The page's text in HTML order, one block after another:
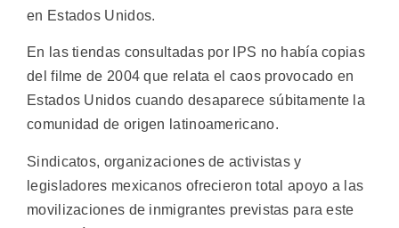
en Estados Unidos.
En las tiendas consultadas por IPS no había copias
del filme de 2004 que relata el caos provocado en
Estados Unidos cuando desaparece súbitamente la
comunidad de origen latinoamericano.
Sindicatos, organizaciones de activistas y
legisladores mexicanos ofrecieron total apoyo a las
movilizaciones de inmigrantes previstas para este